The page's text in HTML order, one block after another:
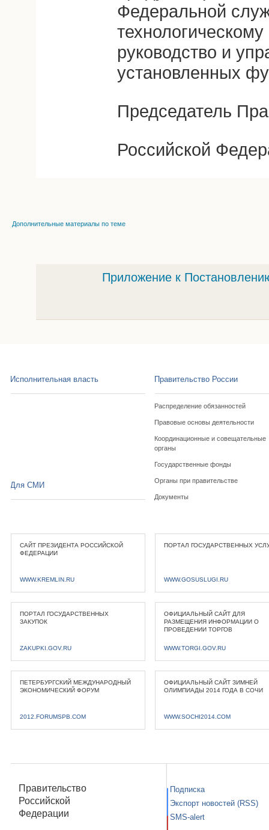
Федеральной
руководство и
установленных
Председатель
Российской
Дополнительные материалы по теме
Приложение к
Исполнительная власть Правительство России
Распределение обязанностей
Правовые основы деятельности
Координационные и совещательные
органы
Государственные фонды
Органы при правительстве
Документы
Для СМИ
САЙТ ПРЕЗИДЕНТА РОССИЙСКОЙ
ФЕДЕРАЦИИ
WWW.KREMLIN.RU
ПОРТАЛ ГОСУДАРСТВЕННЫХ
WWW.GOSUSLUGI.RU
ПОРТАЛ ГОСУДАРСТВЕННЫХ
ЗАКУПОК
ZAKUPKI.GOV.RU
ОФИЦИАЛЬНЫЙ САЙТ ДЛЯ
РАЗМЕЩЕНИЯ ИНФОРМАЦИИ О
ПРОВЕДЕНИИ ТОРГОВ
WWW.TORGI.GOV.RU
ПЕТЕРБУРГСКИЙ МЕЖДУНАРОДНЫЙ
ЭКОНОМИЧЕСКИЙ ФОРУМ
2012.FORUMSPB.COM
ОФИЦИАЛЬНЫЙ САЙТ ЗИМНЕЙ
ОЛИМПИАДЫ 2014 ГОДА В СОЧИ
WWW.SOCHI2014.COM
Правительство
Российской
Федерации
Подписка
Экспорт новостей (RSS)
SMS-alert